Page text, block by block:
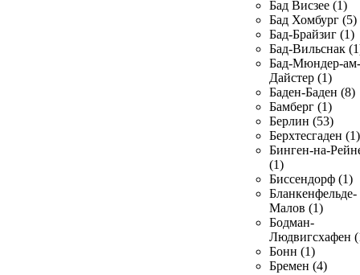
Бад Висзее (1)
Бад Хомбург (5)
Бад-Брайзиг (1)
Бад-Вильснак
Бад-Мюндер-ам-
Дайстер (1)
Баден-Баден (8)
Бамберг (1)
Берлин (53)
Берхтесгаден (1)
Бинген-на-
(1)
Биссендорф (1)
Бланкенфельде-
Малов (1)
Бодман-
Людвигсхафен
Бонн (1)
Бремен (4)